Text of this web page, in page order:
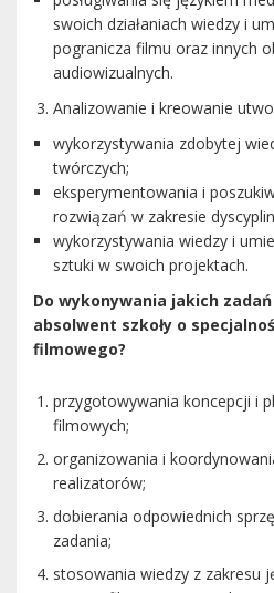
swoich działaniach wiedzy i
pogranicza filmu oraz innych
audiowizualnych.
Analizowanie i kreowanie
wykorzystywania zdobytej
twórczych;
eksperymentowania i
rozwiązań w zakresie
wykorzystywania wiedzy i
sztuki w swoich projektach.
Do wykonywania jakich
absolwent szkoły o
filmowego?
przygotowywania koncepcji i
filmowych;
organizowania i
realizatorów;
dobierania odpowiednich
zadania;
stosowania wiedzy z zakresu